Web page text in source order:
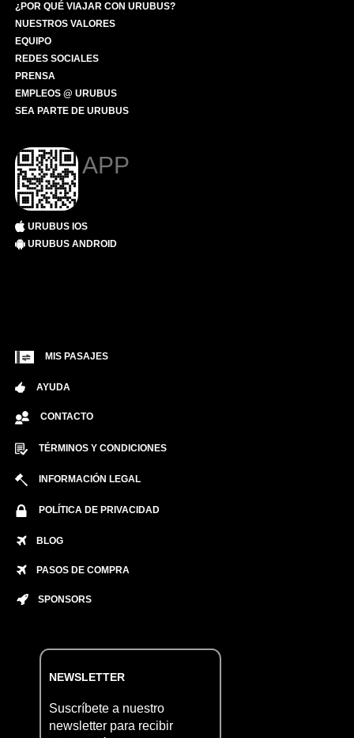
¿POR QUÉ VIAJAR CON URUBUS?
NUESTROS VALORES
EQUIPO
REDES SOCIALES
PRENSA
EMPLEOS @ URUBUS
SEA PARTE DE URUBUS
APP
URUBUS IOS
URUBUS ANDROID
MIS PASAJES
AYUDA
CONTACTO
TÉRMINOS Y CONDICIONES
INFORMACIÓN LEGAL
POLÍTICA DE PRIVACIDAD
BLOG
PASOS DE COMPRA
SPONSORS
NEWSLETTER
Suscríbete a nuestro
newsletter para recibir